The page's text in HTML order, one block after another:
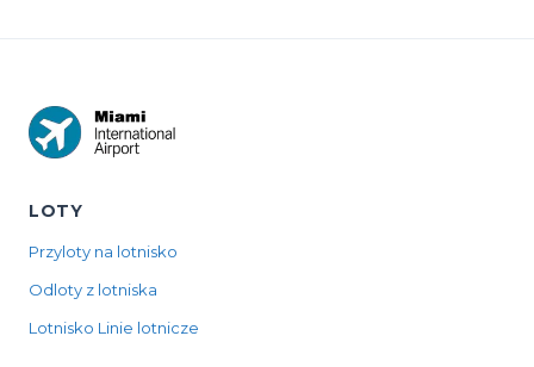
LOTY
Przyloty na lotnisko
Odloty z lotniska
Lotnisko Linie lotnicze